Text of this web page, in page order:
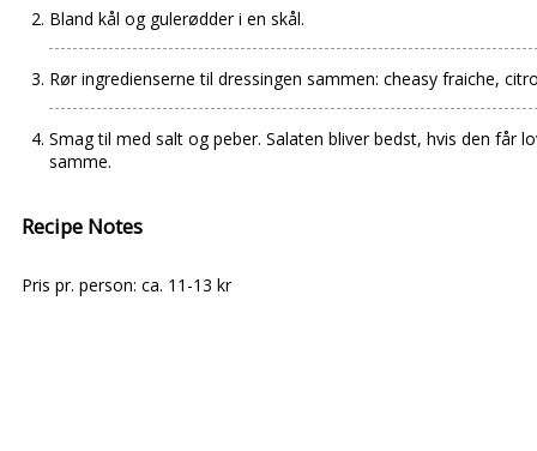
Bland kål og gulerødder i en skål.
Rør ingredienserne til dressingen sammen: cheasy fraiche,
Smag til med salt og peber. Salaten bliver bedst, hvis den
samme.
Recipe Notes
Pris pr. person: ca. 11-13 kr